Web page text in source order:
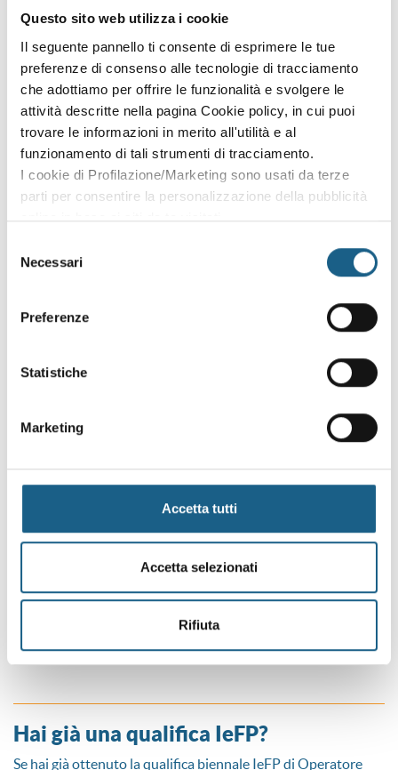
Questo sito web utilizza i cookie
Il seguente pannello ti consente di esprimere le tue
preferenze di consenso alle tecnologie di tracciamento
che adottiamo per offrire le funzionalità e svolgere le
attività descritte nella pagina Cookie policy, in cui puoi
trovare le informazioni in merito all'utilità e al
funzionamento di tali strumenti di tracciamento.
I cookie di Profilazione/Marketing sono usati da terze
parti per consentire la personalizzazione della pubblicità
online in base ai siti da te visitati.
qualsiasi momento. Consulta anche la nostra Privacy
delNecessari
Preferenze
Statistiche
Marketing
Accetta tutti
Accetta selezionati
Rifiuta
Supporto curricolare:
Moduli formativi per sviluppare un metodo di studio
efficace
Rafforzamento/recupero delle competenze curricolari,
con particolare attenzione alle competenze di base
Attività di orientamento ai profili di estetista e di
acconciatore
Visite guidate
Attività di motivazione e rimotivazione
accompagnamento e inserimento nel mondo del lavoro
Accompagnamento nei passaggi dal sistema formativo
FORMart ritiene di cruciale importanza instaurare un
al fine di garantire un rapporto continuativo attraverso
Biennio: Operatore trattamenti estetici e Operatore
Qualifica IV anno IeFP: Acconciatore, Estetista
Hai già una qualifica IeFP?
Se hai già ottenuto la qualifica biennale IeFP di Operatore